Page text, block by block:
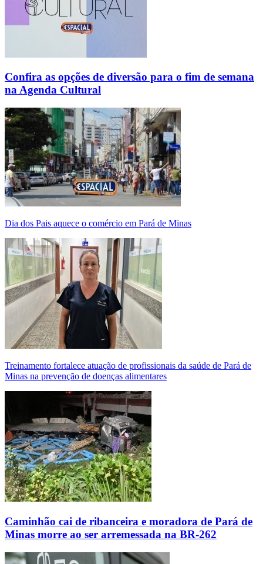
Confira as opções de diversão para o fim de semana
na Agenda Cultural
Dia dos Pais aquece o comércio em Pará de Minas
Treinamento fortalece atuação de profissionais da saúde de Pará de
Minas na prevenção de doenças alimentares
Caminhão cai de ribanceira e moradora de Pará de
Minas morre ao ser arremessada na BR-262